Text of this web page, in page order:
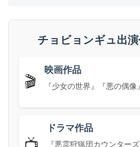
チョビョンギュ出
🎬
映画作品
『少女の世界』『悪の偶
ドラマ作品
『悪霊狩猟団カウンター